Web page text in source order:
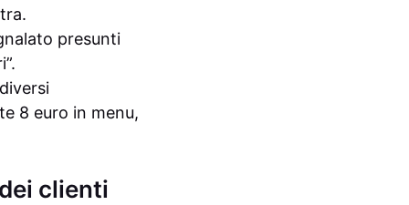
presunti
8 euro in menu,
clienti